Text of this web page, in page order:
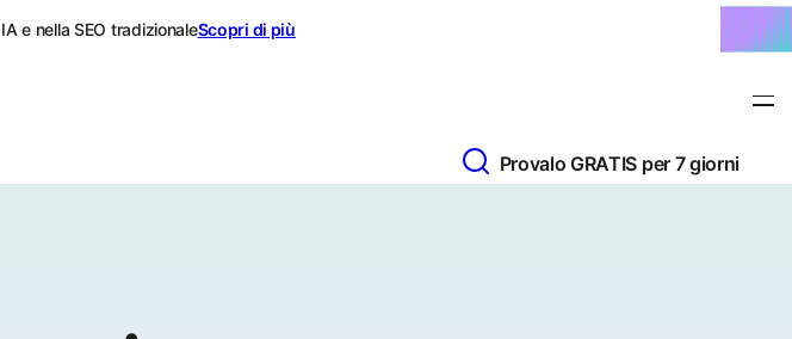
e nella SEO tradizionaleScopri di più
Provalo GRATIS per 7 giorni